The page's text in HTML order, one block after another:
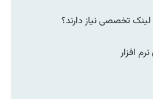
تخصصی نیاز دارند؟
افزار